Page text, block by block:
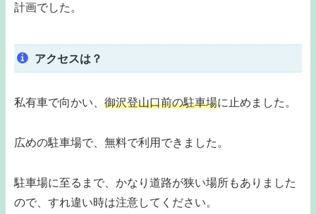
計画でした。
アクセスは？
私有車で向かい、 御沢登山口前の駐車場に止めました。
広めの駐車場で、無料で利用できました。
駐車場に至るまで、かなり道路が狭い場所もありました
ので、すれ違い時は注意してください。